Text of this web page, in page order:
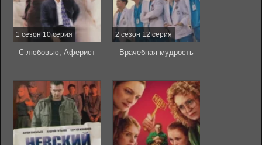
1 сезон 10 серия
С любовью, Аферист
2 сезон 12 серия
Врачебная мудрость